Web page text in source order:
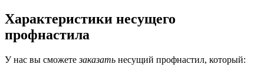
Характеристики несущего
профнастила
У нас вы сможетезаказать несущий профнастил, который: